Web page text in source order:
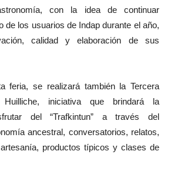
con la idea de continuar
de los usuarios de Indap durante el año,
calidad y elaboración de sus
feria, se realizará también la Tercera
Huilliche, iniciativa que brindará la
del “Trafkintun” a través del
ancestral, conversatorios, relatos,
productos típicos y clases de